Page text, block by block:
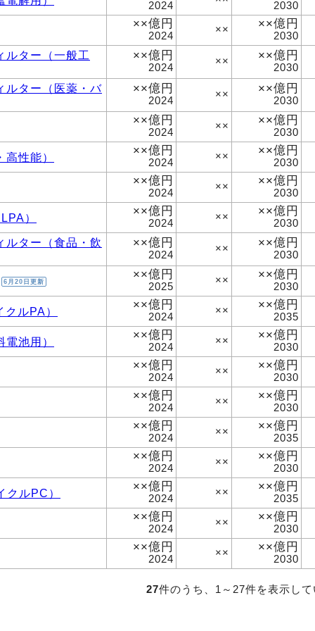
2024 2030
××億円
2024
×× ××億円
2030
ルター（一般工 ××億円
2024
×× ××億円
2030
ルター（医薬・バ ××億円
2024
×× ××億円
2030
××億円
2024
×× ××億円
2030
性能） ××億円
2024
×× ××億円
2030
××億円
2024
×× ××億円
2030
） ××億円
2024
×× ××億円
2030
ルター（食品・飲 ××億円
2024
×× ××億円
2030
6月20日更新
××億円
2025
×× ××億円
2030
ルPA） ××億円
2024
×× ××億円
2035
池用） ××億円
2024
×× ××億円
2030
××億円
2024
×× ××億円
2030
××億円
2024
×× ××億円
2030
××億円
2024
×× ××億円
2035
××億円
2024
×× ××億円
2030
ルPC） ××億円
2024
×× ××億円
2035
××億円
2024
×× ××億円
2030
××億円
2024
×× ××億円
2030
27件のうち、1～27件を表示し